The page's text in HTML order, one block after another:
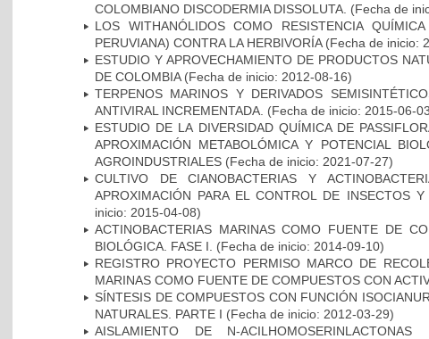
COLOMBIANO DISCODERMIA DISSOLUTA. (Fecha de
LOS WITHANÓLIDOS COMO RESISTENCIA
PERUVIANA) CONTRA LA HERBIVORÍA(Fecha de inicio:
ESTUDIO Y APROVECHAMIENTO DE PRODUCTOS
DE COLOMBIA(Fecha de inicio: 2012-08-16)
TERPENOS MARINOS Y DERIVADOS
ANTIVIRAL INCREMENTADA. (Fecha de inicio: 2015-06-
ESTUDIO DE LA DIVERSIDAD QUÍMICA DE
APROXIMACIÓN METABOLÓMICA Y POTENCIAL
AGROINDUSTRIALES (Fecha de inicio: 2021-07-27)
CULTIVO DE CIANOBACTERIAS Y
APROXIMACIÓN PARA EL CONTROL DE INSECTOS Y
inicio: 2015-04-08)
ACTINOBACTERIAS MARINAS COMO FUENTE DE
BIOLÓGICA. FASE I.
(Fecha de inicio: 2014-09-10)
REGISTRO PROYECTO PERMISO MARCO DE
MARINAS COMO FUENTE DE COMPUESTOS CON
SÍNTESIS DE COMPUESTOS CON FUNCIÓN
NATURALES. PARTE I (Fecha de inicio: 2012-03-29)
AISLAMIENTO DE N-